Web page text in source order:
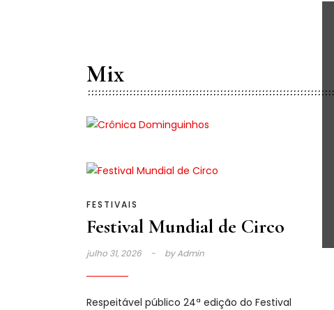
Mix
FESTIVAIS
Festival Mundial de Circo
julho 31, 2026 byAdmin
Respeitável público 24ª edição do Festival